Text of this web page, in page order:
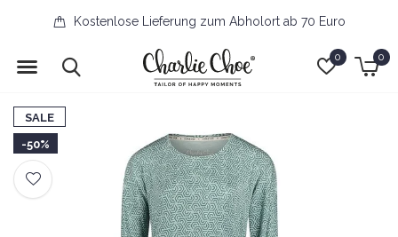
0 0
Kostenlose Lieferung zum Abholort ab 70 Euro
SALE
-50%